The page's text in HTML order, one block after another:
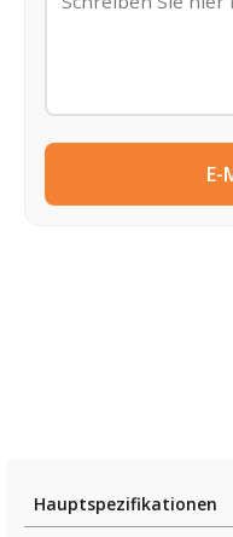
E-
Hauptspezifikationen